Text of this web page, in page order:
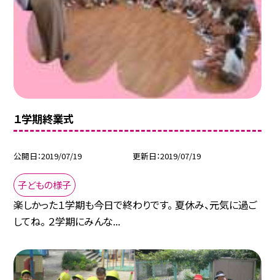
１学期終業式
公開日 2019/07/19 更新日 2019/07/19
子どもの様子
楽しかった１学期も今日で終わりです。 夏休み、元気に過ご
してね。 ２学期にみんな...